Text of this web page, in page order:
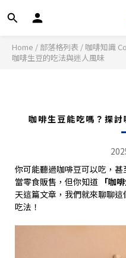
Home / 部落格列表 / 咖啡知識
咖啡生豆的吃法與迷人風味
咖啡生豆能吃嗎？探
你可能聽過咖啡豆可以吃，
當零食販售，但你知道 「咖
天這篇文章，我們就來聊聊
吃法！